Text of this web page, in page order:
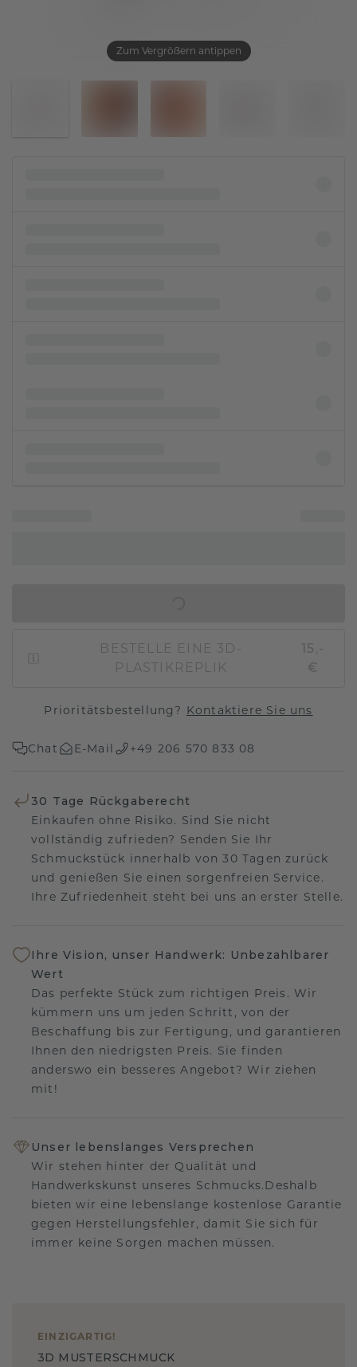
Zum Vergrößern antippen
BESTELLE EINE 3D-
PLASTIKREPLIK
15,-
€
Prioritätsbestellung? Kontaktiere Sie uns
Chat E-Mail +49 206 570 833 08
30 Tage Rückgaberecht
Einkaufen ohne Risiko. Sind Sie nicht
vollständig zufrieden? Senden Sie Ihr
Schmuckstück innerhalb von 30 Tagen zurück
und genießen Sie einen sorgenfreien Service.
Ihre Zufriedenheit steht bei uns an erster Stelle.
Ihre Vision, unser Handwerk: Unbezahlbarer
Wert
Das perfekte Stück zum richtigen Preis. Wir
kümmern uns um jeden Schritt, von der
Beschaffung bis zur Fertigung, und garantieren
Ihnen den niedrigsten Preis. Sie finden
anderswo ein besseres Angebot? Wir ziehen
mit!
Unser lebenslanges Versprechen
Wir stehen hinter der Qualität und
Handwerkskunst unseres Schmucks.Deshalb
bieten wir eine lebenslange kostenlose Garantie
gegen Herstellungsfehler, damit Sie sich für
immer keine Sorgen machen müssen.
EINZIGARTIG !
3D MUSTERSCHMUCK